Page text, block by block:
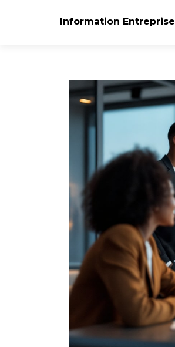
Information Entreprise